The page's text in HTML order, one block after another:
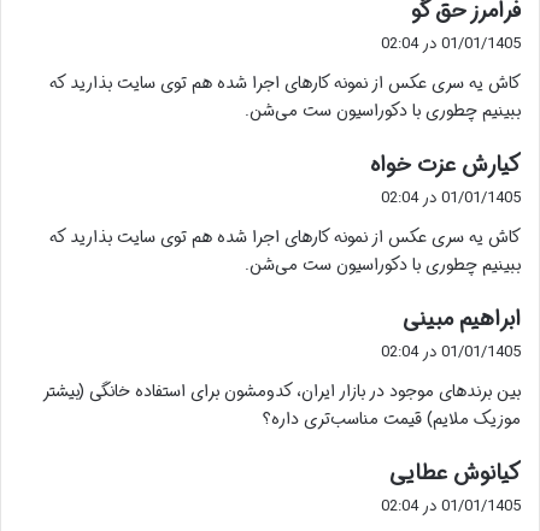
فرامرز حق گو
ف
:
01/01/1405 در 02:04
کاش یه سری عکس از نمونه کارهای اجرا شده هم توی سایت بذارید که
ببینیم چطوری با دکوراسیون ست می‌شن.
کیارش عزت خواه
:
01/01/1405 در 02:04
کاش یه سری عکس از نمونه کارهای اجرا شده هم توی سایت بذارید که
ببینیم چطوری با دکوراسیون ست می‌شن.
ابراهیم مبینی
ف
:
01/01/1405 در 02:04
بین برندهای موجود در بازار ایران، کدومشون برای استفاده خانگی (بیشتر
موزیک ملایم) قیمت مناسب‌تری داره؟
کیانوش عطایی
ف
01/01/1405 در 02:04